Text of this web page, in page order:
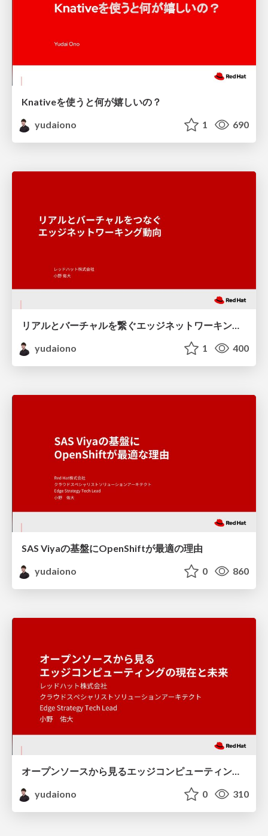
Knativeを使うと何が嬉しいの？
yudaiono
1 690
yudaiono
1 400
SAS Viyaの基盤にOpenShiftが最適の理由
yudaiono
0 860
オープンソースから見るエッジコンピューティングの現在と未来
yudaiono
0 310